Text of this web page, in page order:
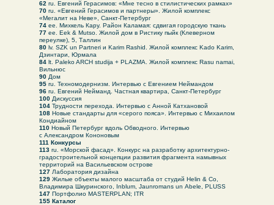
62 ru. Евгений Герасимов: «Мне тесно в стилистических рамках»
70 ru. «Евгений Герасимов и партнеры». Жилой комплекс
«Мегалит на Неве», Санкт-Петербург
74 ee. Михкель Кару. Район Каламая: сдвигая городскую ткань
77 ee. Eek & Mutso. Жилой дом в Ристику пыйк (Клеверном
переулке), 5, Таллин
80 lv. SZK un Partneri и Karim Rashid. Жилой комплекс Kado Karim,
Дзинтари, Юрмала
84 lt. Paleko ARCH studija + PLAZMA. Жилой комплекс Rasu namai,
Вильнюс
90 Дом
95 ru. Техномодернизм. Интервью с Евгением Неймандом
96 ru. Евгений Нейманд. Частная квартира, Санкт-Петербург
100 Дискуссия
104 Трудности перехода. Интервью с Анной Катхановой
108 Новые стандарты для «серого пояса». Интервью с Михаилом
Кондиайном
110 Новый Петербург вдоль Обводного. Интервью
с Александром Кононовым
111 Конкурсы
113 ru. «Морской фасад». Конкурс на разработку архитектурно-
градостроительной концепции развития фрагмента намывных
территорий на Васильевском острове
127 Лаборатория дизайна
129 Жилые объекты малого масштаба от студий Helin & Co,
Владимира Шкуринского, Inblum, Jaunromans un Abele, PLUSS
147 Портфолио MASTERPLAN; ITR
155 Каталог
По вопросам продажи
id.balticum@gmail.com
vf@balticum.ru
Адрес
190068, Санкт-Петербург,
Б. Морская ул., д. 52, лит. А,
пом. 15Н